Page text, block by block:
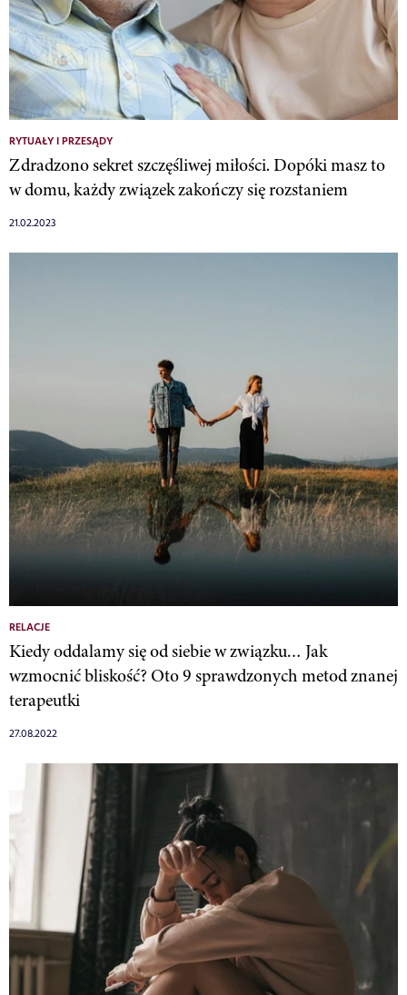
RYTUAŁY I PRZESĄDY
Zdradzono sekret szczęśliwej miłości. Dopóki masz to
w domu, każdy związek zakończy się rozstaniem
21.02.2023
RELACJE
Kiedy oddalamy się od siebie w związku… Jak
wzmocnić bliskość? Oto 9 sprawdzonych metod znanej
terapeutki
27.08.2022